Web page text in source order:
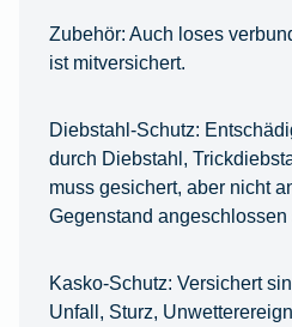
Zubehör: Auch loses
ist mitversichert.
Diebstahl-Schutz:
durch Diebstahl,
muss gesichert, aber nicht
Gegenstand angeschlossen
Kasko-Schutz: Versichert
Unfall, Sturz,